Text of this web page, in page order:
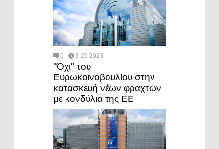
0 3-29-2023
"Όχι" του
Ευρωκοινοβουλίου στην
κατασκευή νέων φραχτών
με κονδύλια της ΕΕ